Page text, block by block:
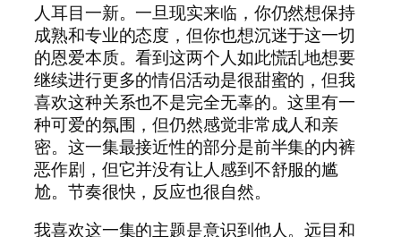
人耳目一新。一旦现实来临，你仍然想保持
成熟和专业的态度，但你也想沉迷于这一切
的恩爱本质。看到这两个人如此慌乱地想要
继续进行更多的情侣活动是很甜蜜的，但我
喜欢这种关系也不是完全无辜的。这里有一
种可爱的氛围，但仍然感觉非常成人和亲
密。这一集最接近性的部分是前半集的内裤
恶作剧，但它并没有让人感到不舒服的尴
尬。节奏很快，反应也很自然。
我喜欢这一集的主题是意识到他人。远目和